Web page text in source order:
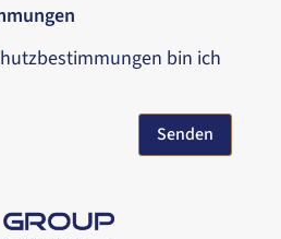
bin ich
Senden